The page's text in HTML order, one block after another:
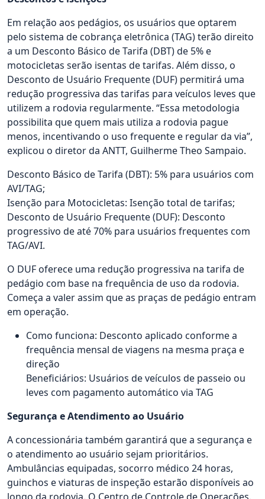
Em relação aos pedágios, os usuários que optarem
pelo sistema de cobrança eletrônica (TAG) terão direito
a um Desconto Básico de Tarifa (DBT) de 5% e
motocicletas serão isentas de tarifas. Além disso, o
Desconto de Usuário Frequente (DUF) permitirá uma
redução progressiva das tarifas para veículos leves que
utilizem a rodovia regularmente. “Essa metodologia
possibilita que quem mais utiliza a rodovia pague
menos, incentivando o uso frequente e regular da via”,
explicou o diretor da ANTT, Guilherme Theo Sampaio.
Desconto Básico de Tarifa (DBT): 5% para usuários com
AVI/TAG;
Isenção para Motocicletas: Isenção total de tarifas;
Desconto de Usuário Frequente (DUF): Desconto
progressivo de até 70% para usuários frequentes com
TAG/AVI.
O DUF oferece uma redução progressiva na tarifa de
pedágio com base na frequência de uso da rodovia.
Começa a valer assim que as praças de pedágio entram
em operação.
Como funciona: Desconto aplicado conforme a
frequência mensal de viagens na mesma praça e
direção
Beneficiários: Usuários de veículos de passeio ou
leves com pagamento automático via TAG
Segurança e Atendimento ao Usuário
A concessionária também garantirá que a segurança e
o atendimento ao usuário sejam prioritários.
Ambulâncias equipadas, socorro médico 24 horas,
guinchos e viaturas de inspeção estarão disponíveis ao